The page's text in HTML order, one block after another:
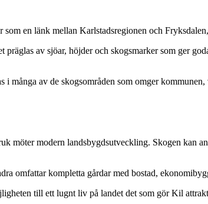
en länk mellan Karlstadsregionen och
av sjöar, höjder och skogsmarker som ger
av de skogsområden som omger
möter modern landsbygdsutveckling. Skogen kan
omfattar kompletta gårdar med bostad,
till ett lugnt liv på landet det som gör Kil